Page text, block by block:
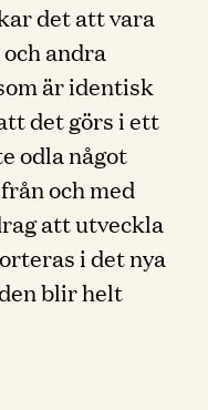
det att vara
andra
är identisk
det görs i ett
odla något
och med
att utveckla
i det nya
blir helt